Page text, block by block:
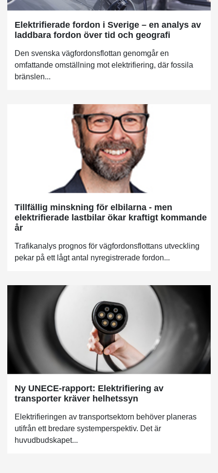
Elektrifierade fordon i Sverige – en analys av
laddbara fordon över tid och geografi
Den svenska vägfordonsflottan genomgår en
omfattande omställning mot elektrifiering, där fossila
bränslen...
Tillfällig minskning för elbilarna - men
elektrifierade lastbilar ökar kraftigt kommande
år
Trafikanalys prognos för vägfordonsflottans utveckling
pekar på ett lågt antal nyregistrerade fordon...
Ny UNECE-rapport: Elektrifiering av
transporter kräver helhetssyn
Elektrifieringen av transportsektorn behöver planeras
utifrån ett bredare systemperspektiv. Det är
huvudbudskapet...